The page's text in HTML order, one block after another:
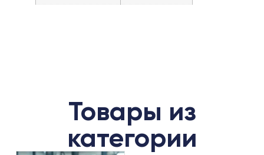
Товары из
категории